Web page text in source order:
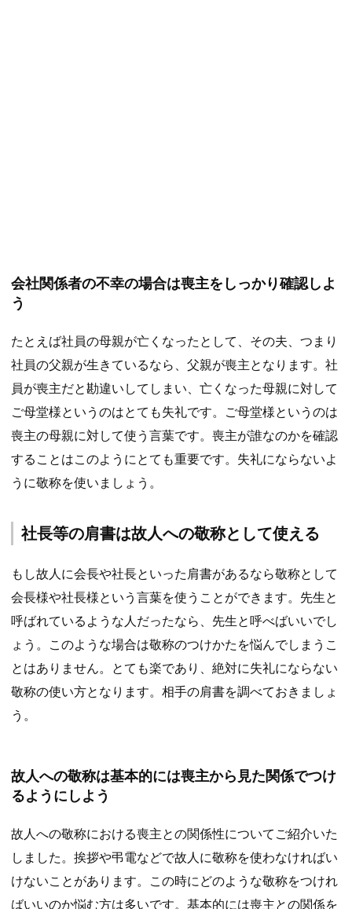
会社関係者の不幸の場合は喪主をしっかり確認しよ
う
たとえば社員の母親が亡くなったとして、その夫、つまり
社員の父親が生きているなら、父親が喪主となります。社
員が喪主だと勘違いしてしまい、亡くなった母親に対して
ご母堂様というのはとても失礼です。ご母堂様というのは
喪主の母親に対して使う言葉です。喪主が誰なのかを確認
することはこのようにとても重要です。失礼にならないよ
うに敬称を使いましょう。
社長等の肩書は故人への敬称として使える
もし故人に会長や社長といった肩書があるなら敬称として
会長様や社長様という言葉を使うことができます。先生と
呼ばれているような人だったなら、先生と呼べばいいでし
ょう。このような場合は敬称のつけかたを悩んでしまうこ
とはありません。とても楽であり、絶対に失礼にならない
敬称の使い方となります。相手の肩書を調べておきましょ
う。
故人への敬称は基本的には喪主から見た関係でつけ
るようにしよう
故人への敬称における喪主との関係性についてご紹介いた
しました。挨拶や弔電などで故人に敬称を使わなければい
けないことがあります。この時にどのような敬称をつけれ
ばいいのか悩む方は多いです。基本的には喪主との関係を